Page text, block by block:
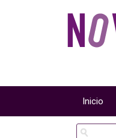
Inicio